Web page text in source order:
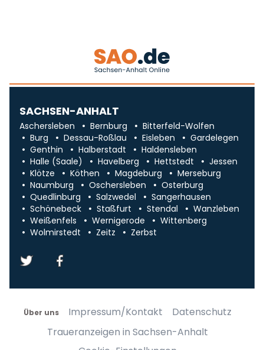
SACHSEN-ANHALT
Aschersleben Bernburg
Bitterfeld-Wolfen
Burg
Dessau-Roßlau Eisleben
Gardelegen
Genthin
Halberstadt
Haldensleben
Halle (Saale)
Havelberg Hettstedt
Jessen
Klötze
Köthen Magdeburg
Merseburg
Naumburg
Oschersleben
Osterburg
Quedlinburg
Salzwedel
Sangerhausen
Schönebeck
Staßfurt Stendal
Wanzleben
Weißenfels
Wernigerode
Wittenberg
Wolmirstedt
Zeitz Zerbst
Über uns Impressum/Kontakt
Datenschutz
Traueranzeigen in Sachsen-Anhalt